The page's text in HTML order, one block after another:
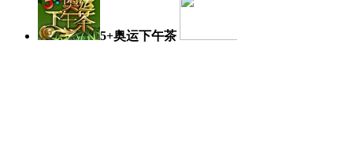
5+奥运下午茶